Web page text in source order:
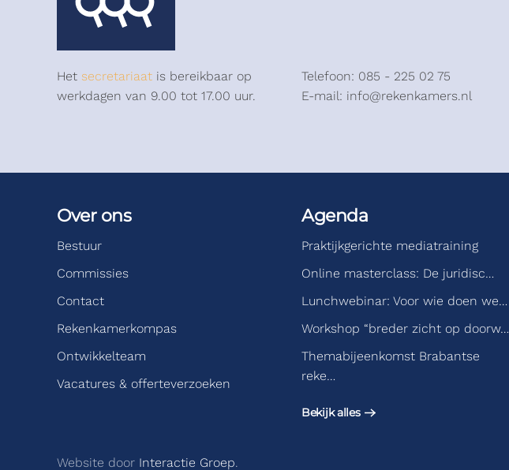
Het secretariaat is bereikbaar op
werkdagen van 9.00 tot 17.00 uur.
Telefoon: 085 - 225 02 75
E-mail: info@rekenkamers.nl
Over ons
Bestuur
Commissies
Contact
Rekenkamerkompas
Ontwikkelteam
Vacatures & offerteverzoeken
Agenda
Praktijkgerichte mediatraining
Online masterclass: De juridisc…
Lunchwebinar: Voor wie doen we…
Workshop “breder zicht op doorw…
Themabijeenkomst Brabantse
reke…
Bekijk alles
Website door Interactie Groep.